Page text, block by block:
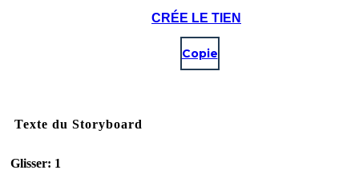
CRÉE LE TIEN
Copie
Texte du Storyboard
Glisser: 1